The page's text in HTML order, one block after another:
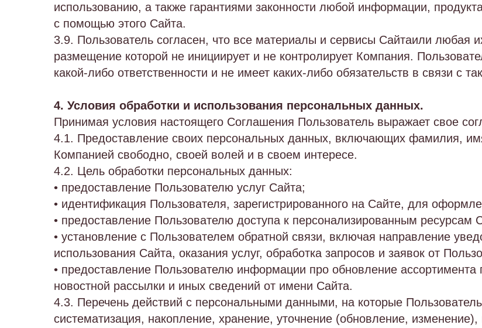
использованию, а также гарантиями законности любой информации,
с помощью этого Сайта.
3.9. Пользователь согласен, что все материалы и сервисы Сайтаили любая
размещение которой не инициирует и не контролирует Компания.
какой-либо ответственности и не имеет каких-либо обязательств в связи с
4. Условия обработки и использования персональных данных.
Принимая условия настоящего Соглашения Пользователь выражает свое
4.1. Предоставление своих персональных данных, включающих фамилия,
Компанией свободно, своей волей и в своем интересе.
4.2. Цель обработки персональных данных:
• предоставление Пользователю услуг Сайта;
• идентификация Пользователя, зарегистрированного на Сайте, для
• предоставление Пользователю доступа к персонализированным ресурсам
• установление с Пользователем обратной связи, включая направление
использования Сайта, оказания услуг, обработка запросов и заявок от
• предоставление Пользователю информации про обновление
новостной рассылки и иных сведений от имени Сайта.
4.3. Перечень действий с персональными данными, на которые
систематизация, накопление, хранение, уточнение (обновление,